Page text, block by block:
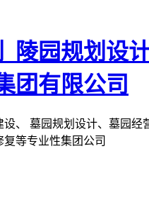
、 墓园规划设计、墓园经
等专业性集团公司